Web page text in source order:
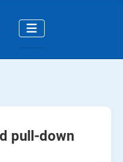
pull-down